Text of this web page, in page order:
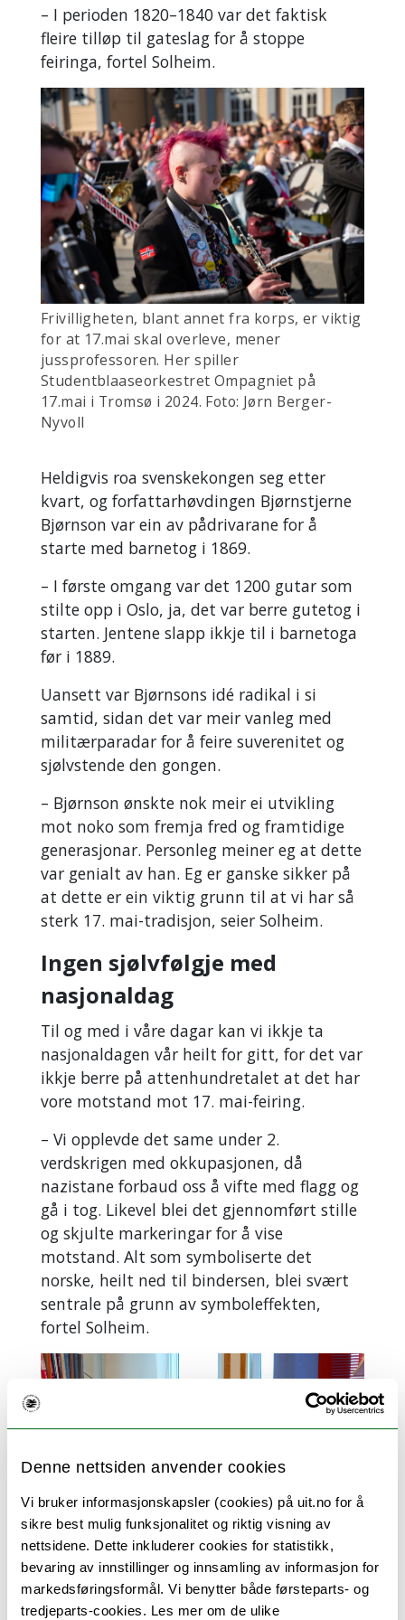
Denne nettsiden anvender cookies
Vi bruker informasjonskapsler (cookies) på uit.no for å
sikre best mulig funksjonalitet og riktig visning av
nettsidene. Dette inkluderer cookies for statistikk,
bevaring av innstillinger og innsamling av informasjon for
markedsføringsformål. Vi benytter både førsteparts- og
tredjeparts-cookies. Les mer om de ulike
– I perioden 1820–1840 var det faktisk
fleire tilløp til gateslag for å stoppe
feiringa, fortel Solheim.
Frivilligheten, blant annet fra korps, er viktig
for at 17.mai skal overleve, mener
jussprofessoren. Her spiller
Studentblaaseorkestret Ompagniet på
17.mai i Tromsø i 2024. Foto: Jørn Berger-
Nyvoll
Heldigvis roa svenskekongen seg etter
kvart, og forfattarhøvdingen Bjørnstjerne
Bjørnson var ein av pådrivarane for å
starte med barnetog i 1869.
– I første omgang var det 1200 gutar som
stilte opp i Oslo, ja, det var berre gutetog i
starten. Jentene slapp ikkje til i barnetoga
før i 1889.
Uansett var Bjørnsons idé radikal i si
samtid, sidan det var meir vanleg med
militærparadar for å feire suverenitet og
sjølvstende den gongen.
– Bjørnson ønskte nok meir ei utvikling
mot noko som fremja fred og framtidige
generasjonar. Personleg meiner eg at dette
var genialt av han. Eg er ganske sikker på
at dette er ein viktig grunn til at vi har så
sterk 17. mai-tradisjon, seier Solheim.
Ingen sjølvfølgje med
nasjonaldag
Til og med i våre dagar kan vi ikkje ta
nasjonaldagen vår heilt for gitt, for det var
ikkje berre på attenhundretalet at det har
vore motstand mot 17. mai-feiring.
– Vi opplevde det same under 2.
verdskrigen med okkupasjonen, då
nazistane forbaud oss å vifte med flagg og
gå i tog. Likevel blei det gjennomført stille
og skjulte markeringar for å vise
motstand. Alt som symboliserte det
norske, heilt ned til bindersen, blei svært
sentrale på grunn av symboleffekten,
fortel Solheim.
– Gjennom det å gå i tog ytrar vi oss i fellesskap.
Ytringsfridomen kan utøvast kollektivt, men også